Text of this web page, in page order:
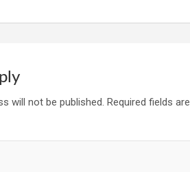
p
will not be published. Required fields